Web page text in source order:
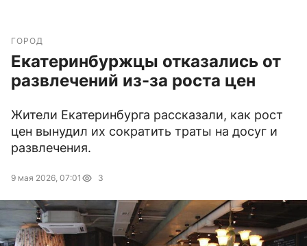
ГОРОД
Екатеринбуржцы отказались от
развлечений из-за роста цен
Жители Екатеринбурга рассказали, как рост
цен вынудил их сократить траты на досуг и
развлечения.
9 мая 2026, 07:01 3